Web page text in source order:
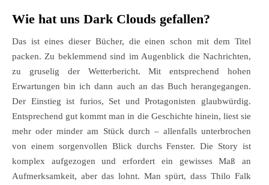
Wie hat uns Dark Clouds gefallen?
Das ist eines dieser Bücher, die einen schon mit dem Titel
packen. Zu beklemmend sind im Augenblick die Nachrichten,
zu gruselig der Wetterbericht. Mit entsprechend hohen
Erwartungen bin ich dann auch an das Buch herangegangen.
Der Einstieg ist furios, Set und Protagonisten glaubwürdig.
Entsprechend gut kommt man in die Geschichte hinein, liest sie
mehr oder minder am Stück durch – allenfalls unterbrochen
von einem sorgenvollen Blick durchs Fenster. Die Story ist
komplex aufgezogen und erfordert ein gewisses Maß an
Aufmerksamkeit, aber das lohnt. Man spürt, dass Thilo Falk